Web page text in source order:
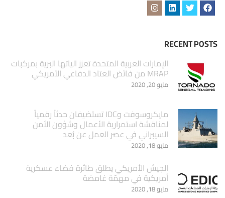
RECENT POSTS
الإمارات العربية المتحدة تعزز الياتها البرية بمركبات
MRAP من فائض العتاد الدفاعي الأمريكي
مايو 20, 2020
مايكروسوفت وIDC تستضيفان حدثاً رقمياً
لمناقشة استمرارية الأعمال وشؤون الأمن
السيبراني في عصر العمل عن بُعد
مايو 18, 2020
الجيش الأمريكي يطلق طائرة فضاء عسكرية
أمريكية في مهمّة غامضة
مايو 18, 2020